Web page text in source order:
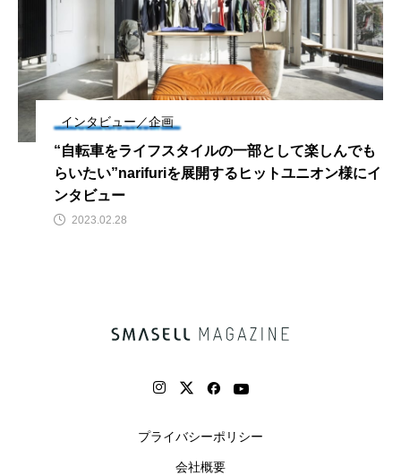
インタビュー／企画
“自転車をライフスタイルの一部として楽しんでも
らいたい”narifuriを展開するヒットユニオン様にイ
ンタビュー
2023.02.28
プライバシーポリシー
会社概要